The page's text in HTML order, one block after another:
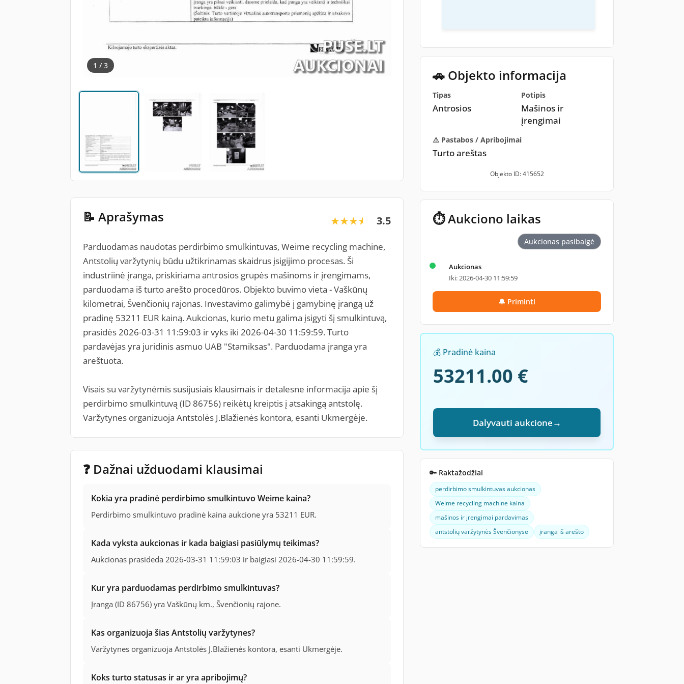
1 / 3
📝 Aprašymas ★★★★★
★★★★★ 3.5
Parduodamas naudotas perdirbimo smulkintuvas, Weime recycling machine,
Antstolių varžytynių būdu užtikrinamas skaidrus įsigijimo procesas. Ši
industriinė įranga, priskiriama antrosios grupės mašinoms ir įrengimams,
parduodama iš turto arešto procedūros. Objekto buvimo vieta - Vaškūnų
kilometrai, Švenčionių rajonas. Investavimo galimybė į gamybinę įrangą už
pradinę 53211 EUR kainą. Aukcionas, kurio metu galima įsigyti šį smulkintuvą,
prasidės 2026-03-31 11:59:03 ir vyks iki 2026-04-30 11:59:59. Turto
pardavėjas yra juridinis asmuo UAB "Stamiksas". Parduodama įranga yra
areštuota.
Visais su varžytynėmis susijusiais klausimais ir detalesne informacija apie šį
perdirbimo smulkintuvą (ID 86756) reikėtų kreiptis į atsakingą antstolę.
Varžytynes organizuoja Antstolės J.Blažienės kontora, esanti Ukmergėje.
❓ Dažnai užduodami klausimai
Kokia yra pradinė perdirbimo smulkintuvo Weime kaina?
Perdirbimo smulkintuvo pradinė kaina aukcione yra 53211 EUR.
Kada vyksta aukcionas ir kada baigiasi pasiūlymų teikimas?
Aukcionas prasideda 2026-03-31 11:59:03 ir baigiasi 2026-04-30 11:59:59.
Kur yra parduodamas perdirbimo smulkintuvas?
Įranga (ID 86756) yra Vaškūnų km., Švenčionių rajone.
Kas organizuoja šias Antstolių varžytynes?
Varžytynes organizuoja Antstolės J.Blažienės kontora, esanti Ukmergėje.
Koks turto statusas ir ar yra apribojimų?
🚗 Objekto informacija
Tipas
Antrosios
Potipis
Mašinos ir
įrengimai
⚠️ Pastabos / Apribojimai
Turto areštas
Objekto ID: 415652
⏱ Aukciono laikas
Aukcionas pasibaigė
Aukcionas
Iki: 2026-04-30 11:59:59
🔔 Priminti
💰 Pradinė kaina
53211.00 €
Dalyvauti aukcione→
🔑 Raktažodžiai
perdirbimo smulkintuvas aukcionas
Weime recycling machine kaina
mašinos ir įrengimai pardavimas
antstolių varžytynės Švenčionyse
įranga iš arešto